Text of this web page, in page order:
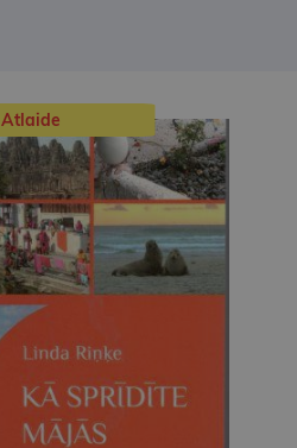
Atlaide